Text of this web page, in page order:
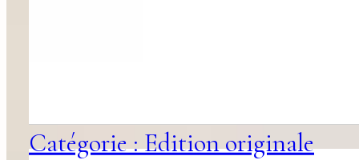
Catégorie : Edition originale